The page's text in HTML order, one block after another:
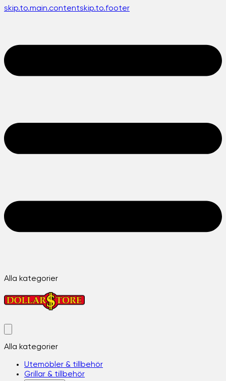
skip.to.main.contentskip.to.footer
Alla kategorier
Alla kategorier
Utemöbler & tillbehör
Grillar & tillbehör